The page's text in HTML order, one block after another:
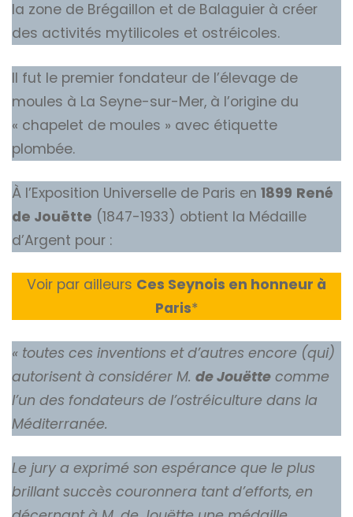
la zone de Brégaillon et de Balaguier à créer
des activités mytilicoles et ostréicoles.
Il fut le premier fondateur de l’élevage de
moules à La Seyne-sur-Mer, à l’origine du
« chapelet de moules » avec étiquette
plombée.
À l’Exposition Universelle de Paris en 1899 René
de Jouëtte (1847-1933) obtient la Médaille
d’Argent pour :
Voir par ailleurs Ces Seynois en honneur à
Paris*
« toutes ces inventions et d’autres encore (qui)
autorisent à considérer M. de Jouëtte comme
l’un des fondateurs de l’ostréiculture dans la
Méditerranée.
Le jury a exprimé son espérance que le plus
brillant succès couronnera tant d’efforts, en